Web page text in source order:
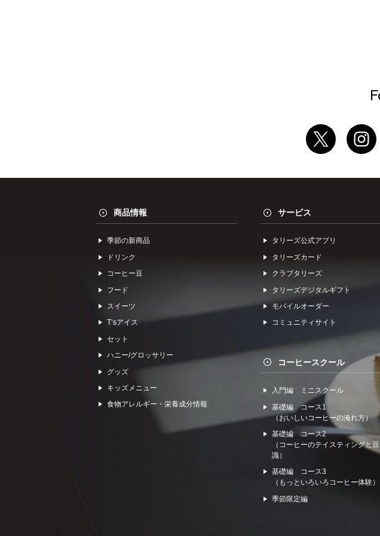
商品情報
季節の新商品
ドリンク
コーヒー⾖
フード
スイーツ
Tʼsアイス
セット
ハニー/グロッサリー
グッズ
キッズメニュー
食物アレルギー・栄養成分情報
サービス
タリーズ公式アプリ
タリーズカード
クラブタリーズ
タリーズデジタルギフト
モバイルオーダー
コミュニティサイト
コーヒースクール
入門編 ミニスクール
基礎編 コース1
（おいしいコーヒーの淹れ方）
基礎編 コース2
（コーヒーのテイスティングと
識）
基礎編 コース3
（もっといろいろコーヒー体験）
季節限定編